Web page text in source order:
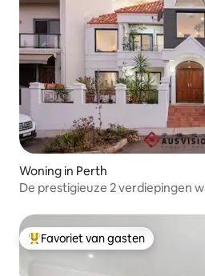
Woning in Perth
De prestigieuze 2 verdiepingen
Topfavoriet van gasten
Favoriet van gasten